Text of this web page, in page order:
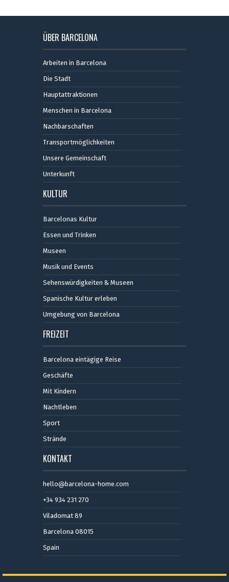
ÜBER BARCELONA
Arbeiten in Barcelona
Die Stadt
Hauptattraktionen
Menschen in Barcelona
Nachbarschaften
Transportmöglichkeiten
Unsere Gemeinschaft
Unterkunft
KULTUR
Barcelonas Kultur
Essen und Trinken
Museen
Musik und Events
Sehenswürdigkeiten & Museen
Spanische Kultur erleben
Umgebung von Barcelona
FREIZEIT
Barcelona eintägige Reise
Geschäfte
Mit Kindern
Nachtleben
Sport
Strände
KONTAKT
hello@barcelona-home.com
+34 934 231 270
Viladomat 89
Barcelona 08015
Spain